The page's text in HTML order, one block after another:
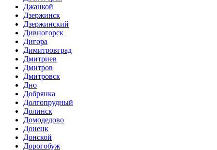
Джанкой
Дзержинск
Дзержинский
Дивногорск
Дигора
Димитровград
Дмитриев
Дмитров
Дмитровск
Дно
Добрянка
Долгопрудный
Долинск
Домодедово
Донецк
Донской
Дорогобуж